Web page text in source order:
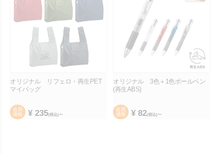
オリジナル リフェロ・再生PET
マイバッグ
会員
価格
¥ 235(税込)〜
オリジナル 3色＋1色ボールペン
(再生ABS)
会員
価格
¥82(税込)〜